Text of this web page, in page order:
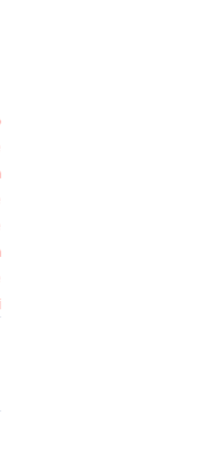
appartamenti via